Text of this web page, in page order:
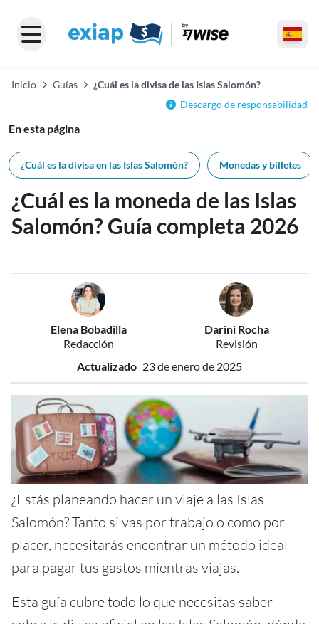
Inicio Guías
¿Cuál es la divisa de las Islas Salomón?
Descargo de responsabilidad
En esta página
¿Cuál es la divisa en las Islas Salomón? Monedas y billetes
¿Cuál es la moneda de las Islas
Salomón? Guía completa 2026
Elena Bobadilla
Redacción
Darini Rocha
Revisión
Actualizado 23 de enero de 2025
¿Estás planeando hacer un viaje a las Islas
Salomón? Tanto si vas por trabajo o como por
placer, necesitarás encontrar un método ideal
para pagar tus gastos mientras viajas.
Esta guía cubre todo lo que necesitas saber